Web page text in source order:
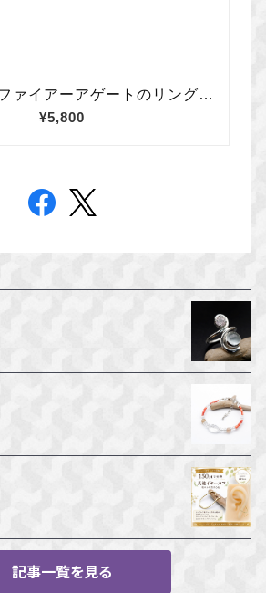
記事一覧を見る